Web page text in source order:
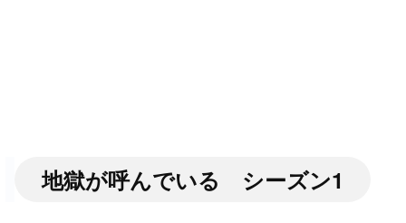
地獄が呼んでいる シーズン1